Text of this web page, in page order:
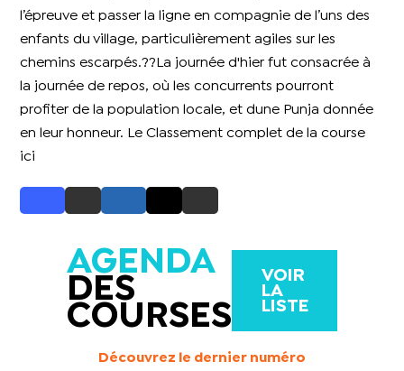
l’épreuve et passer la ligne en compagnie de l’uns des
enfants du village, particulièrement agiles sur les
chemins escarpés.??La journée d'hier fut consacrée à
la journée de repos, où les concurrents pourront
profiter de la population locale, et dune Punja donnée
en leur honneur. Le Classement complet de la course
ici
AGENDA
DES
COURSES
VOIR
LA
LISTE
Découvrez le dernier numéro